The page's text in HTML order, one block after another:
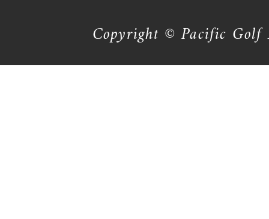
Copyright © Pacific Golf